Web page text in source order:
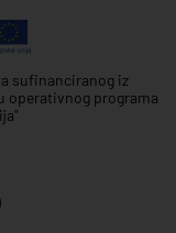
sufinanciranog iz
operativnog programa